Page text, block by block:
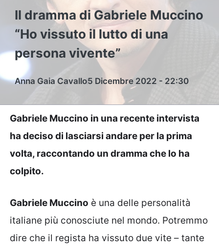
Il dramma di Gabriele Muccino
“Ho vissuto il lutto di una
persona vivente”
Anna Gaia Cavallo5 Dicembre 2022 - 22:30
Gabriele Muccino in una recente intervista
ha deciso di lasciarsi andare per la prima
volta, raccontando un dramma che lo ha
colpito.
Gabriele Muccino è una delle personalità
italiane più conosciute nel mondo. Potremmo
dire che il regista ha vissuto due vite – tante